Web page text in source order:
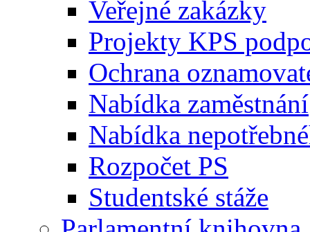
Veřejné zakázky
Projekty KPS
Ochrana
Nabídka zaměstnání
Nabídka
Rozpočet PS
Studentské stáže